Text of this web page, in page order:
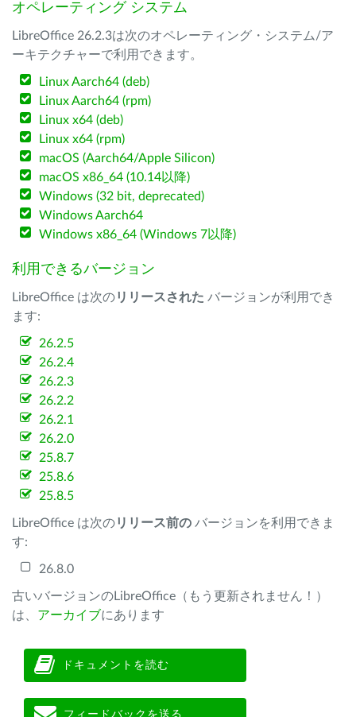
オペレーティング システム
LibreOffice 26.2.3は次のオペレーティング・システム/ア
ーキテクチャーで利用できます。
Linux Aarch64 (deb)
Linux Aarch64 (rpm)
Linux x64 (deb)
Linux x64 (rpm)
macOS (Aarch64/Apple Silicon)
macOS x86_64 (10.14以降)
Windows (32 bit, deprecated)
Windows Aarch64
Windows x86_64 (Windows 7以降)
利用できるバージョン
LibreOffice は次のリリースされた バージョンが利用でき
ます:
26.2.5
26.2.4
26.2.3
26.2.2
26.2.1
26.2.0
25.8.7
25.8.6
25.8.5
LibreOffice は次のリリース前の バージョンを利用できま
す:
26.8.0
古いバージョンのLibreOffice（もう更新されません！）
は、 アーカイブにあります
ドキュメントを読む
フィードバックを送る